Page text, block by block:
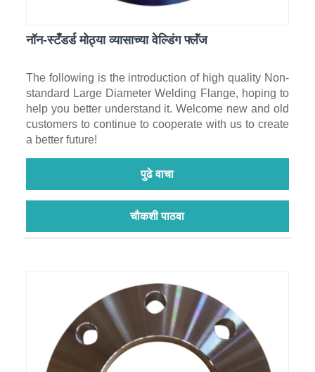
नॉन-स्टँडर्ड मोठ्या व्यासाच्या वेल्डिंग फ्लॅंज
The following is the introduction of high quality Non-
standard Large Diameter Welding Flange, hoping to
help you better understand it. Welcome new and old
customers to continue to cooperate with us to create
a better future!
पुढे वाचा
चौकशी पाठवा